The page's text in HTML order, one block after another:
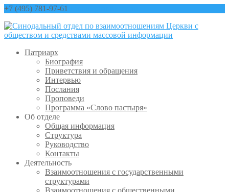
+7 (495) 781-97-61
Патриарх
Биография
Приветствия и обращения
Интервью
Послания
Проповеди
Программа «Слово пастыря»
Об отделе
Общая информация
Структура
Руководство
Контакты
Деятельность
Взаимоотношения с государственными
структурами
Взаимоотношения с общественными